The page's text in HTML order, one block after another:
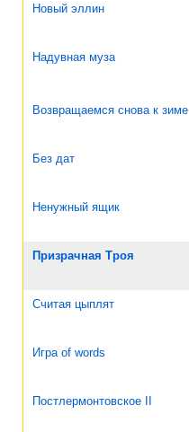
Новый эллин
Надувная муза
Возвращаемся снова к зиме
Без дат
Ненужный ящик
Призрачная Троя
Считая цыплят
Игра of words
Постлермонтовское II